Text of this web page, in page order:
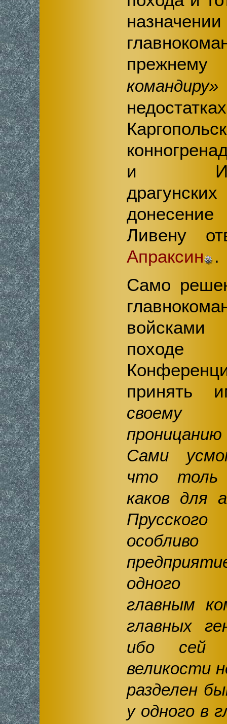
командиру»
и
Ливену
Апраксин
.
Само
принять
своему
Сами
что толь
каков для
одного
главным
главных
ибо сей
великости
разделен
у одного в